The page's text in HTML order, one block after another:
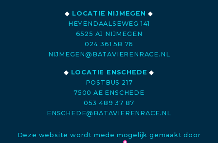
◆ LOCATIE NIJMEGEN ◆
HEYENDAALSEWEG 141
6525 AJ NIJMEGEN
024 361 58 76
NIJMEGEN@BATAVIERENRACE.NL
◆ LOCATIE ENSCHEDE ◆
POSTBUS 217
7500 AE ENSCHEDE
053 489 37 87
ENSCHEDE@BATAVIERENRACE.NL
Deze website wordt mede mogelijk gemaakt door